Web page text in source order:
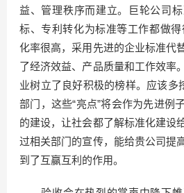
益、管理秩序而建立。巨轮公司
标、专利转化为标准等工作都做
化率很高，采用先进的企业标准代
了经济效益、产品质量和工作效率
业树立了良好积极的榜样。应该多
部门，这些“亮点”将会作为先进例
的建设，让社会都了解标准化建设
过相关部门的宣传，能给贵公司提
到了互赢互利的作用。